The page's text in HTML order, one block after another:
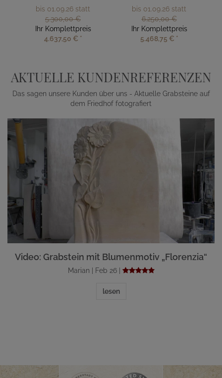
bis 01.09.26 statt
5.300,00 €
Ihr Komplettpreis
4.637,50 € *
bis 01.09.26 statt
6.250,00 €
Ihr Komplettpreis
5.468,75 € *
AKTUELLE KUNDENREFERENZEN
Das sagen unsere Kunden über uns - Aktuelle Grabsteine auf
dem Friedhof fotografiert
Video: Grabstein mit Blumenmotiv „Florenzia“
Marian | Feb 26 |
lesen